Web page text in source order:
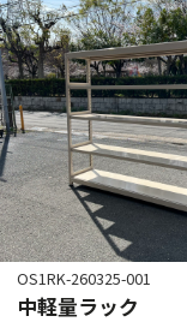
OS1RK-260325-001
中軽量ラック